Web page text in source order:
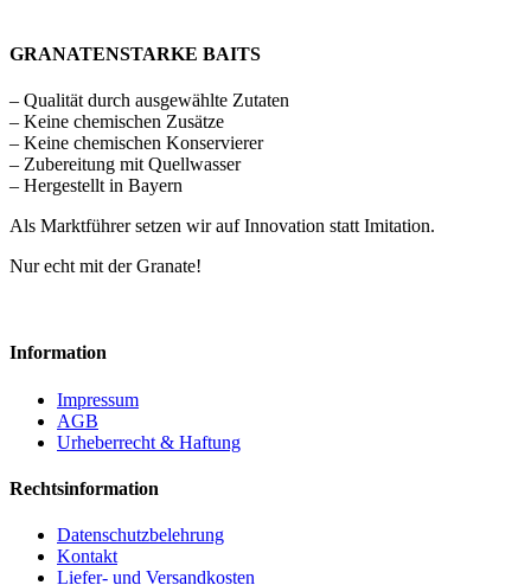
GRANATENSTARKE BAITS
– Qualität durch ausgewählte Zutaten
– Keine chemischen Zusätze
– Keine chemischen Konservierer
– Zubereitung mit Quellwasser
– Hergestellt in Bayern
Als Marktführer setzen wir auf Innovation statt Imitation.
Nur echt mit der Granate!
Information
Impressum
AGB
Urheberrecht & Haftung
Rechtsinformation
Datenschutzbelehrung
Kontakt
Liefer- und Versandkosten